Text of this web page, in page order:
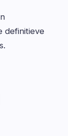
definitieve